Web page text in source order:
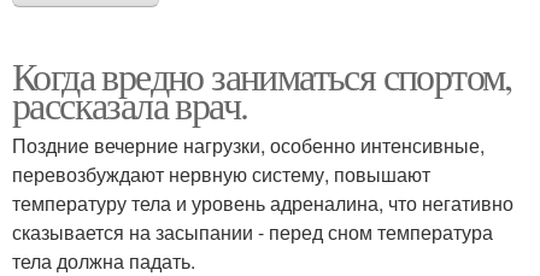
Когда вредно заниматься спортом,
рассказала врач.
Поздние вечерние нагрузки, особенно интенсивные,
перевозбуждают нервную систему, повышают
температуру тела и уровень адреналина, что негативно
сказывается на засыпании - перед сном температура
тела должна падать.